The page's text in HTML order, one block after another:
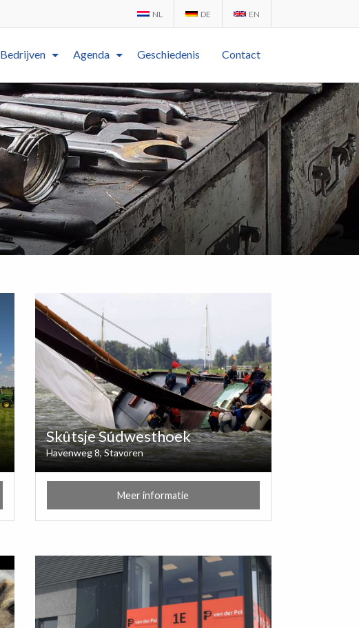
NL DE EN
Bedrijven Agenda Geschiedenis Contact
Skûtsje Súdwesthoek
Havenweg 8, Stavoren
Meer informatie